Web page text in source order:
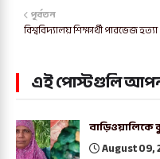
পূর্বতন
বিশ্ববিদ্যালয় শিক্ষার্থী পারভেজ হত্যা
এই পোস্টগুলি
August 09,